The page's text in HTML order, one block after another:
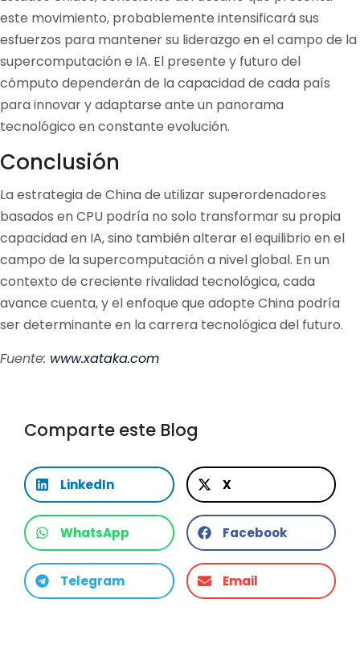
este movimiento, probablemente intensificará sus
esfuerzos para mantener su liderazgo en el campo de la
supercomputación e IA. El presente y futuro del
cómputo dependerán de la capacidad de cada país
para innovar y adaptarse ante un panorama
tecnológico en constante evolución.
Conclusión
La estrategia de China de utilizar superordenadores
basados en CPU podría no solo transformar su propia
capacidad en IA, sino también alterar el equilibrio en el
campo de la supercomputación a nivel global. En un
contexto de creciente rivalidad tecnológica, cada
avance cuenta, y el enfoque que adopte China podría
ser determinante en la carrera tecnológica del futuro.
Fuente: www.xataka.com
Comparte este Blog
LinkedIn X
WhatsApp Facebook
Telegram Email